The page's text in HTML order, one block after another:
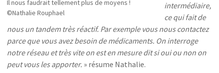
Il nous faudrait tellement plus de moyens !
©Nathalie Rouphael
intermédiaire,
ce qui fait de
nous un tandem très réactif. Par exemple vous nous contactez
parce que vous avez besoin de médicaments. On interroge
notre réseau et très vite on est en mesure dit si oui ou non on
peut vous les apporter. » résume Nathalie.